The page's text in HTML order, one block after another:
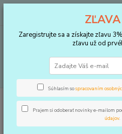
Úvod VLOŽKY DO TOPÁNOK,
antibacterial
Vložky skelet
Zaregistrujte sa a získajte zľavu
zľavu už od
Súhlasím sospracovaním
Prajem si odoberať novinky e-mailom
údajov.